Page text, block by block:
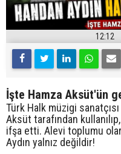
12:12
İşte Hamza Aksüt'ün
Türk Halk müzigi
Aksüt tarafından
ifşa etti. Alevi toplumu
Aydın yalnız değildir!